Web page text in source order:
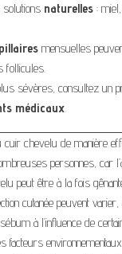
solutions naturelles :
mensuelles
follicules.
sévères, consultez un
médicaux.
cuir chevelu de manière
personnes, car
peut être à la fois
cutanée peuvent
à l’influence de
facteurs